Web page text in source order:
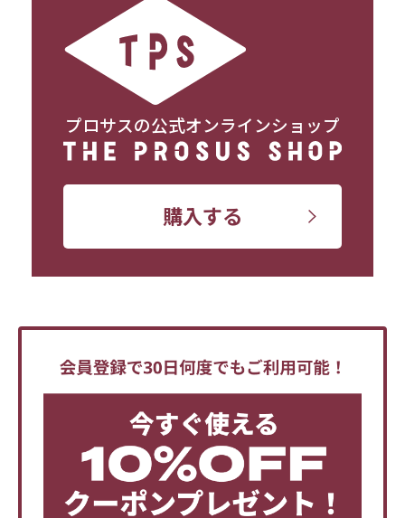
プロサスの公式オンラインショップ
購入する